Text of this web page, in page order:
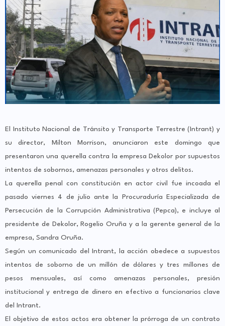
El Instituto Nacional de Tránsito y Transporte Terrestre (Intrant) y
su director, Milton Morrison, anunciaron este domingo que
presentaron una querella contra la empresa Dekolor por supuestos
intentos de sobornos, amenazas personales y otros delitos.
La querella penal con constitución en actor civil fue incoada el
pasado viernes 4 de julio ante la Procuraduría Especializada de
Persecución de la Corrupción Administrativa (Pepca), e incluye al
presidente de Dekolor, Rogelio Oruña y a la gerente general de la
empresa, Sandra Oruña.
Según un comunicado del Intrant, la acción obedece a supuestos
intentos de soborno de un millón de dólares y tres millones de
pesos mensuales, así como amenazas personales, presión
institucional y entrega de dinero en efectivo a funcionarios clave
del Intrant.
El objetivo de estos actos era obtener la prórroga de un contrato